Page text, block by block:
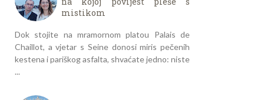
mistikom
Dok stojite na mramornom platou Palais de
Chaillot, a vjetar s Seine donosi miris pečenih
kestena i pariškog asfalta, shvaćate jedno: niste
...